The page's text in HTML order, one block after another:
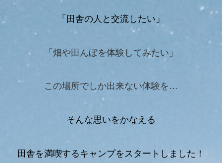
「田舎の人と交流したい」
「畑や田んぼを体験してみたい」
この場所でしか出来ない体験を…
そんな思いをかなえる
田舎を満喫するキャンプをスタートしました！